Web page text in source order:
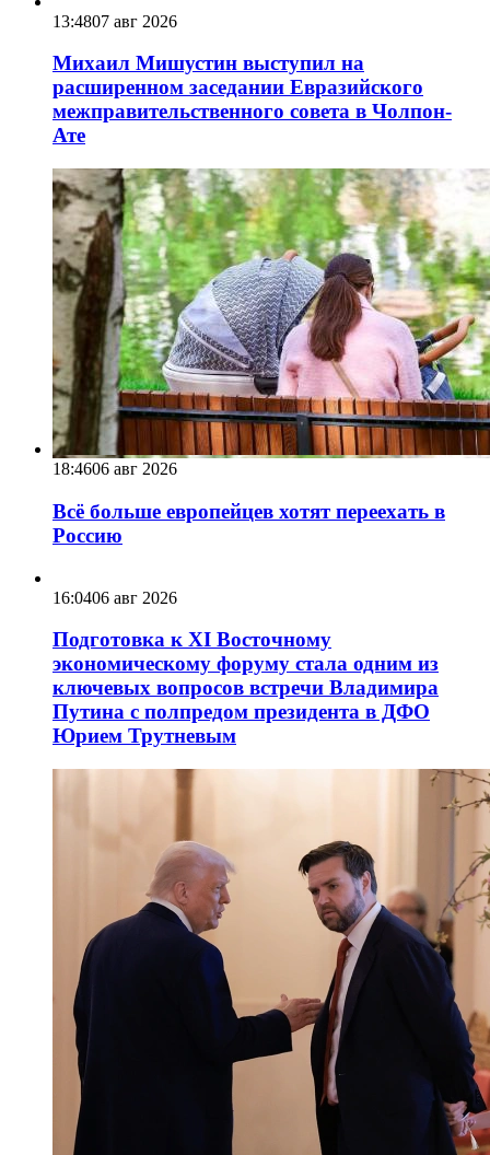
13:4807 авг 2026
Михаил Мишустин выступил на
расширенном заседании Евразийского
межправительственного совета в Чолпон-
Ате
18:4606 авг 2026
Всё больше европейцев хотят переехать в
Россию
16:0406 авг 2026
Подготовка к XI Восточному
экономическому форуму стала одним из
ключевых вопросов встречи Владимира
Путина с полпредом президента в ДФО
Юрием Трутневым